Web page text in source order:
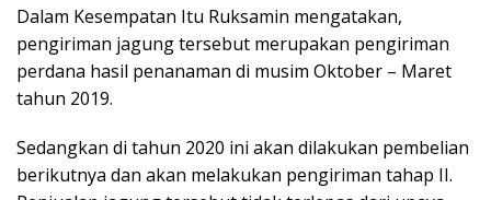
Dalam Kesempatan Itu Ruksamin mengatakan,
pengiriman jagung tersebut merupakan pengiriman
perdana hasil penanaman di musim Oktober – Maret
tahun 2019.
Sedangkan di tahun 2020 ini akan dilakukan pembelian
berikutnya dan akan melakukan pengiriman tahap II.